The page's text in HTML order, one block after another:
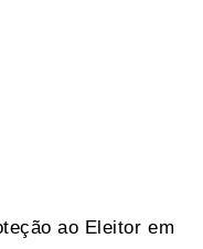
ao Eleitor em